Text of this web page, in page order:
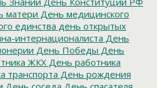
матери День медицинского
единства день открытых
интернационалиста День
День Победы День
ЖКХ День работника
транспорта День рождения